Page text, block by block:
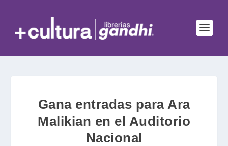
Gana entradas para Ara
Malikian en el Auditorio
Nacional